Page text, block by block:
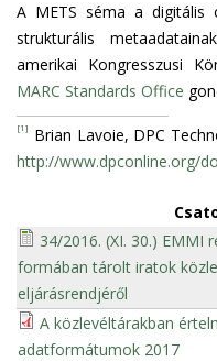
A METS séma a digitális
strukturális
amerikai Kongresszusi
MARC Standards Office
[1]
Brian Lavoie, DPC
http://www.dpconline.org/
34/2016. (XI. 30.) EMMI
formában tárolt iratok
eljárásrendjéről
A közlevéltárakban
adatformátumok 2017